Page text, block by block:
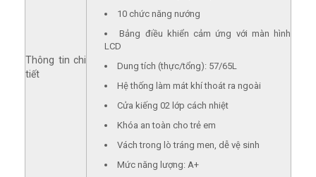
Thông tin chi
tiết
10 chức năng nướng
Bảng điều khiển cảm ứng với màn hình
LCD
Dung tích (thực/tổng): 57/65L
Hệ thống làm mát khí thoát ra ngoài
Cửa kiếng 02 lớp cách nhiệt
Khóa an toàn cho trẻ em
Vách trong lò tráng men, dễ vệ sinh
Mức năng lượng: A+